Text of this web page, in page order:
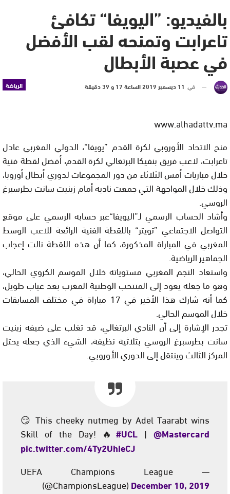
بالفيديو: ”اليويفا“ تكافئ
تاعرابت وتمنحه لقب الأفضل
في عصبة الأبطال
الرياضة في 11 ديسمبر 2019 الساعة 17 و 39 دقيقة
www.alhadattv.ma
منح الاتحاد الأوروبي لكرة القدم ”يويفا“، الدولي المغربي عادل
تاعرابت، لاعب فريق بنفيكا البرتغالي لكرة القدم، أفضل لقطة فنية
خلال مباريات أمس الثلاثاء من دور المجموعات لدوري أبطال أوروبا،
وذلك خلال المواجهة التي جمعت ناديه أمام زينيت سانت بطرسبرغ
الروسي.
وأشاد الحساب الرسمي لـ”اليويفا“عبر حسابه الرسمي على موقع
التواصل الاجتماعي ”تويتر“ باللقطة الفنية الرائعة للاعب الوسط
المغربي في المباراة المذكورة، كما أن هذه اللقطة نالت إعجاب
الجماهير الرياضية.
واستعاد النجم المغربي مستوياته خلال الموسم الكروي الحالي،
وهو ما جعله يعود إلى المنتخب الوطنية المغرب بعد غياب طويل،
كما أنه شارك هذا الأخير في 17 مباراة في مختلف المسابقات
خلال الموسم الحالي.
تجدر الإشارة إلى أن النادي البرتغالي، قد تغلب على ضيفه زينيت
سانت بطرسبرغ الروسي بثلاثية نظيفة، الشيء الذي جعله يحتل
المركز الثالث وينتقل إلى الدوري الأوروبي.
😏 This cheeky nutmeg by Adel Taarabt wins
Skill of the Day! 🔥#UCL |@Mastercard
pic.twitter.com/4Ty2UhIeCJ
— UEFA Champions League
(@ChampionsLeague)December 10, 2019